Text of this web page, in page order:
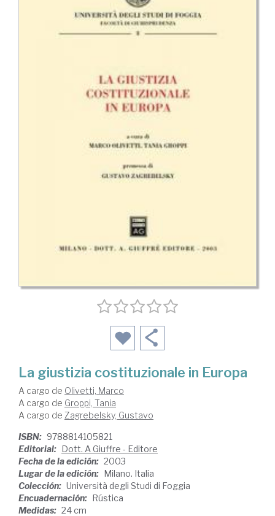
La giustizia costituzionale in Europa
A cargo de Olivetti, Marco
A cargo de Groppi, Tania
A cargo de Zagrebelsky, Gustavo
ISBN: 9788814105821
Editorial: Dott. A Giuffre - Editore
Fecha de la edición: 2003
Lugar de la edición: Milano. Italia
Colección: Università degli Studi di Foggia
Encuadernación: Rústica
Medidas: 24 cm